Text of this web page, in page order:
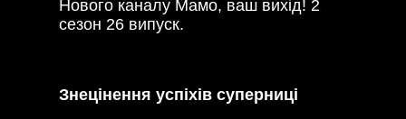
Нового каналу Мамо, ваш вихід! 2
сезон 26 випуск.
Знецінення успіхів суперниці